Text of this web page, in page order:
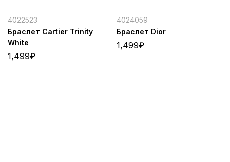
4022523
Браслет Cartier Trinity
White
1,499₽
4024059
Браслет Dior
1,499₽